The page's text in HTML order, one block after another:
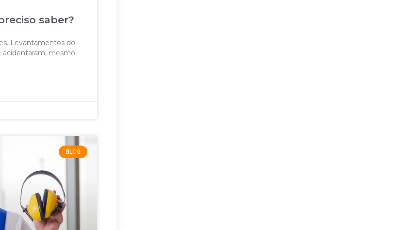
saber?
Levantamentos do
acidentaram, mesmo
BLOG